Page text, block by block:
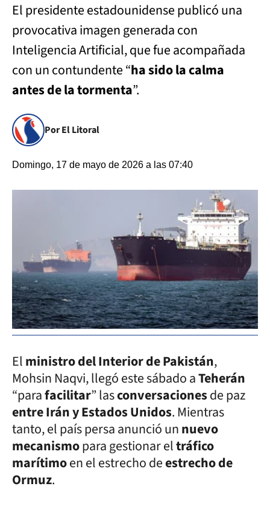
El presidente estadounidense publicó una
provocativa imagen generada con
Inteligencia Artificial, que fue acompañada
con un contundente “ha sido la calma
antes de la tormenta”.
Por El Litoral
Domingo, 17 de mayo de 2026 a las 07:40
Elministro del Interior de Pakistán,
Mohsin Naqvi, llegó este sábado aTeherán
“parafacilitar” lasconversacionesde paz
entre Irán y Estados Unidos. Mientras
tanto, el país persa anunció unnuevo
mecanismopara gestionar eltráfico
marítimoen el estrecho deestrecho de
Ormuz.